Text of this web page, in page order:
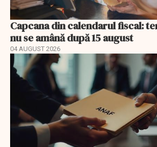
Capcana din calendarul fiscal:
nu se amână după 15 august
04 AUGUST 2026